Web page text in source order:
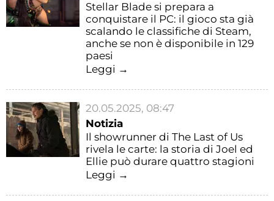
Stellar Blade si prepara a
conquistare il PC: il gioco sta già
scalando le classifiche di Steam,
anche se non è disponibile in 129
paesi
Leggi →
20.05.2025, 08:47
Notizia
Il showrunner di The Last of Us
rivela le carte: la storia di Joel ed
Ellie può durare quattro stagioni
Leggi →